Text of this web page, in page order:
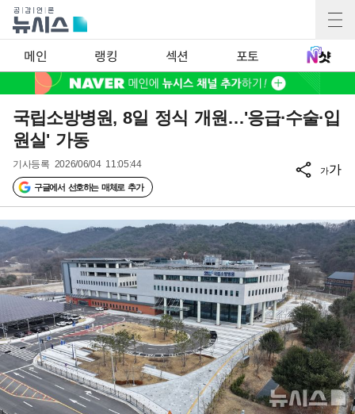
메인 랭킹 섹션 포토
국립소방병원, 8일 정식 개원…'응급·수술·입
원실' 가동
기사등록 2026/06/04 11:05:44
구글에서 선호하는 매체로 추가
가가